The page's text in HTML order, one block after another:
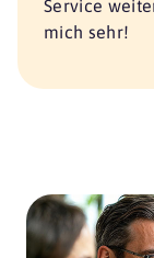
Service
mich sehr!